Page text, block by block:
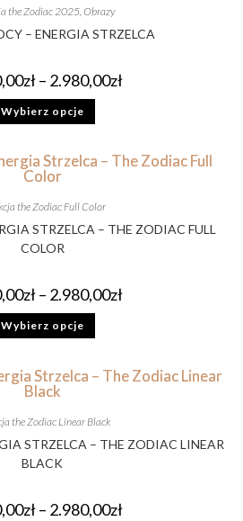
the Zodiac 2025, Obrazy
– ENERGIA STRZELCA
zł – 2.980,00zł
Wybierz opcje
the Zodiac Full Color
STRZELCA – THE ZODIAC FULL
COLOR
zł – 2.980,00zł
Wybierz opcje
the Zodiac Linear Black
STRZELCA – THE ZODIAC LINEAR
BLACK
zł – 2.980,00zł